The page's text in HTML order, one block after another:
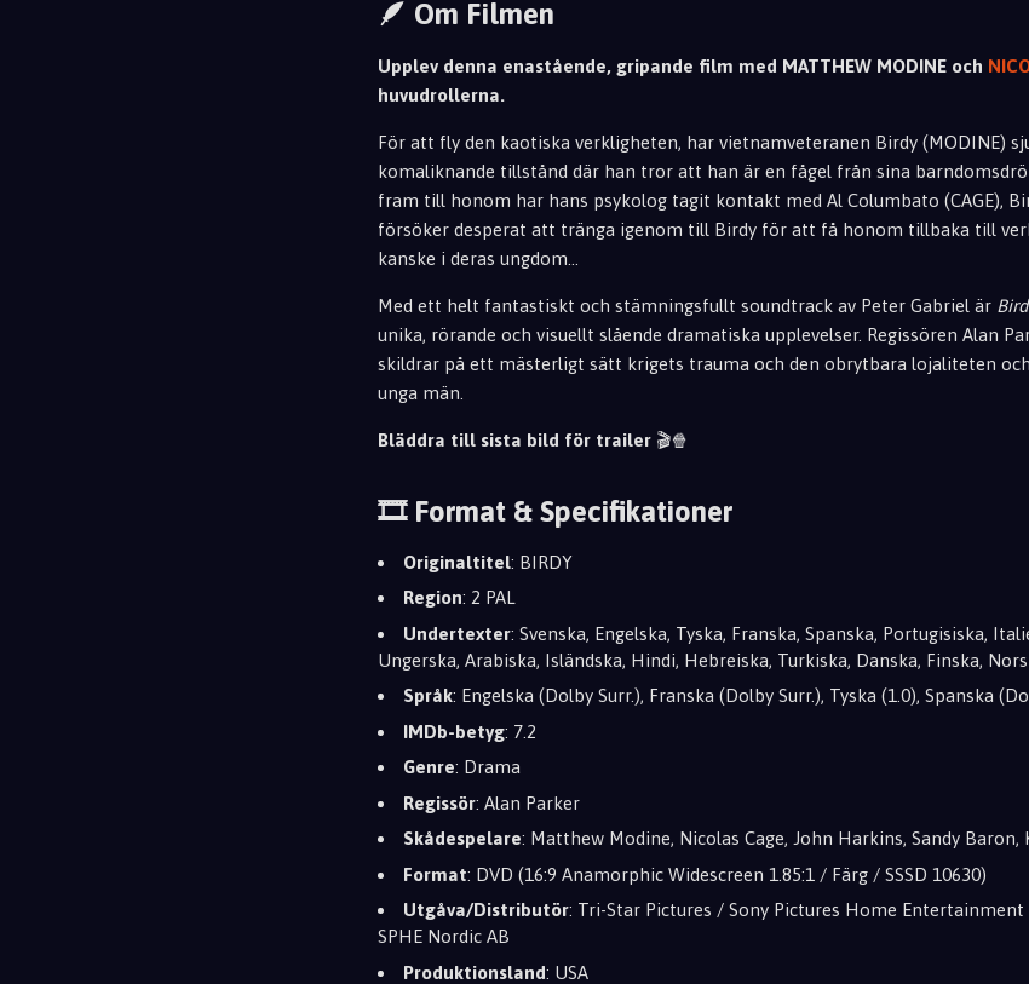
🪶 Om Filmen
Upplev denna enastående, gripande film med MATTHEW MODINE och
huvudrollerna.
För att fly den kaotiska verkligheten, har vietnamveteranen Birdy (MODINE)
komaliknande tillstånd där han tror att han är en fågel från sina
fram till honom har hans psykolog tagit kontakt med Al Columbato (CAGE),
försöker desperat att tränga igenom till Birdy för att få honom tillbaka till
kanske i deras ungdom...
Med ett helt fantastiskt och stämningsfullt soundtrack av Peter Gabriel är
unika, rörande och visuellt slående dramatiska upplevelser. Regissören Alan
skildrar på ett mästerligt sätt krigets trauma och den obrytbara lojaliteten
unga män.
Bläddra till sista bild för trailer 🎬🍿
🎞️ Format & Specifikationer
Originaltitel: BIRDY
Region: 2 PAL
Undertexter: Svenska, Engelska, Tyska, Franska, Spanska, Portugisiska,
Ungerska, Arabiska, Isländska, Hindi, Hebreiska, Turkiska, Danska, Finska,
Språk: Engelska (Dolby Surr.), Franska (Dolby Surr.), Tyska (1.0), Spanska
IMDb-betyg: 7.2
Genre: Drama
Regissör: Alan Parker
Skådespelare: Matthew Modine, Nicolas Cage, John Harkins, Sandy Baron,
Format: DVD (16:9 Anamorphic Widescreen 1.85:1 / Färg / SSSD 10630)
Utgåva/Distributör: Tri-Star Pictures / Sony Pictures Home Entertainment
SPHE Nordic AB
Produktionsland: USA